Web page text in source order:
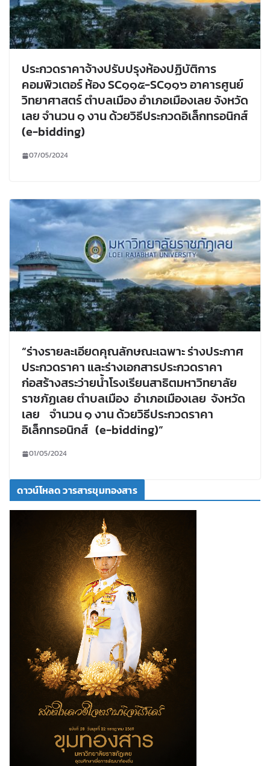
ประกวดราคาจ้างปรับปรุงห้องปฏิบัติการ
คอมพิวเตอร์ ห้อง SC๑๑๕-SC๑๑๖ อาคารศูนย์
วิทยาศาสตร์ ตำบลเมือง อำเภอเมืองเลย จังหวัด
เลย จำนวน ๑ งาน ด้วยวิธีประกวดอิเล็กทรอนิกส์
(e-bidding)
07/05/2024
“ร่างรายละเอียดคุณลักษณะเฉพาะ ร่างประกาศ
ประกวดราคา และร่างเอกสารประกวดราคา
ก่อสร้างสระว่ายน้ำโรงเรียนสาธิตมหาวิทยาลัย
ราชภัฏเลย ตำบลเมือง อำเภอเมืองเลย จังหวัด
เลย จำนวน ๑ งาน ด้วยวิธีประกวดราคา
อิเล็กทรอนิกส์ (e-bidding)”
01/05/2024
ดาวน์โหลด วารสารขุมทองสาร